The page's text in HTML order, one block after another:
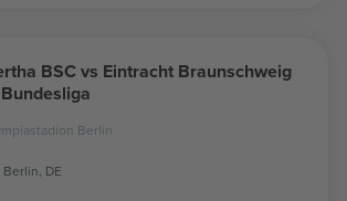
BSC vs Eintracht Braunschweig
Berlin
Berlin, DE